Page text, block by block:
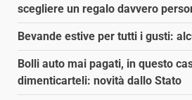
scegliere un regalo davvero
Bevande estive per tutti i gusti:
Bolli auto mai pagati, in questo
dimenticarteli: novità dallo Stato